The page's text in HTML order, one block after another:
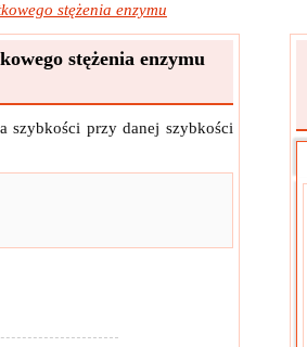
stężenia enzymu
stężenia enzymu
szybkości przy danej szybkości